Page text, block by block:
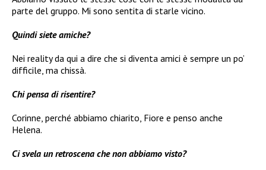
parte del gruppo. Mi sono sentita di starle vicino.
Quindi siete amiche?
Nei reality da qui a dire che si diventa amici è sempre un po’
difficile, ma chissà.
Chi pensa di risentire?
Corinne, perché abbiamo chiarito, Fiore e penso anche
Helena.
Ci svela un retroscena che non abbiamo visto?